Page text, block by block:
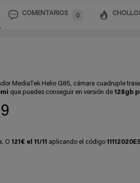
COMENTARIOS 0
MediaTek Helio G85, cámara cuadruple
que puedes conseguir en versión de 128gb
O 121€ el 11/11 aplicando el código